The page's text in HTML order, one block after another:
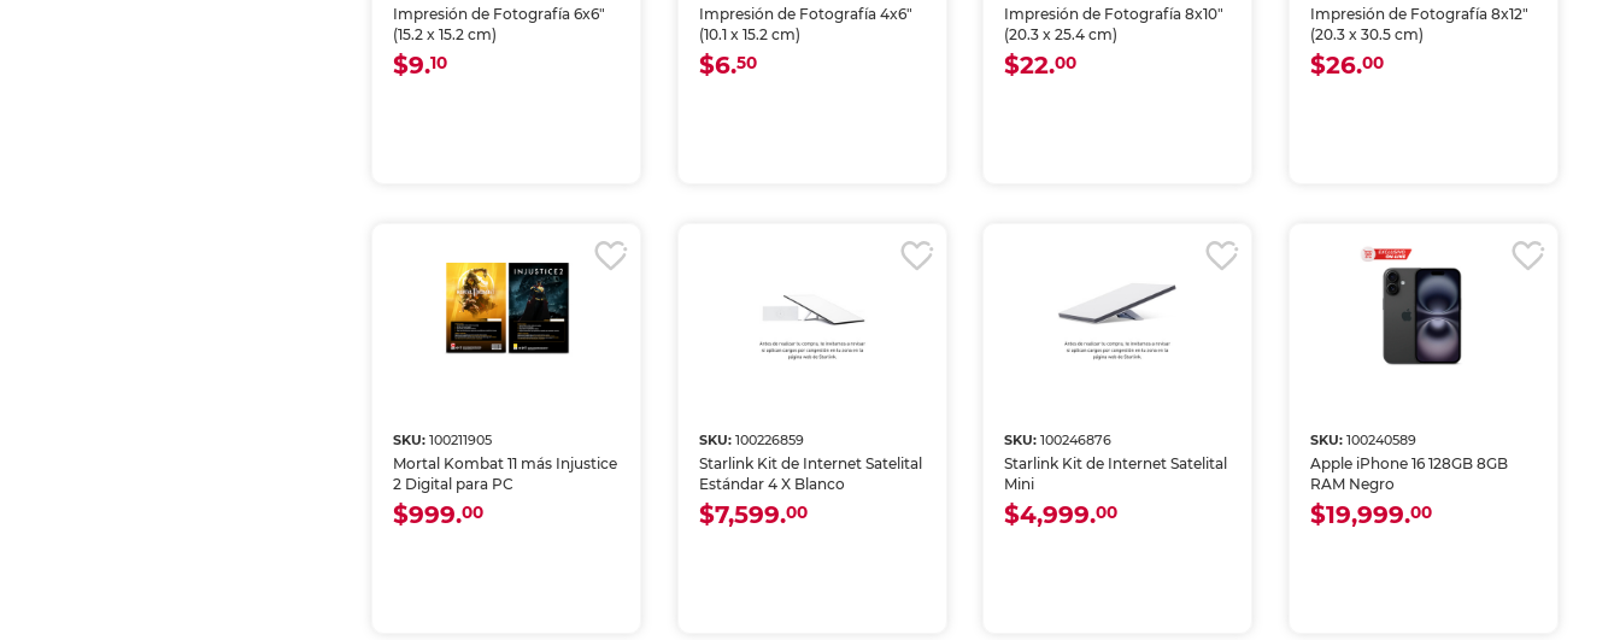
Impresión de Fotografía 6x6"
(15.2 x 15.2 cm)
$9.10
Impresión de Fotografía 4x6"
(10.1 x 15.2 cm)
$6.50
Impresión de Fotografía 8x10"
(20.3 x 25.4 cm)
$22.00
Impresión de Fotografía 8x12"
(20.3 x 30.5 cm)
$26.00
SKU:100211905
Mortal Kombat 11 más Injustice
2 Digital para PC
$999.00
SKU: 100226859
Starlink Kit de Internet Satelital
Estándar 4 X Blanco
$7,599.00
SKU:100246876
Starlink Kit de Internet Satelital
Mini
$4,999.00
SKU: 100240589
Apple iPhone 16 128GB 8GB
RAM Negro
$19,999.00